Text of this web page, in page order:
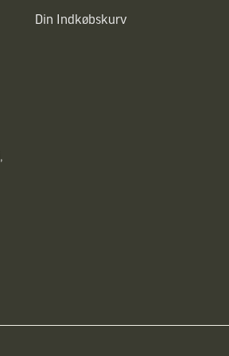
Din Indkøbskurv